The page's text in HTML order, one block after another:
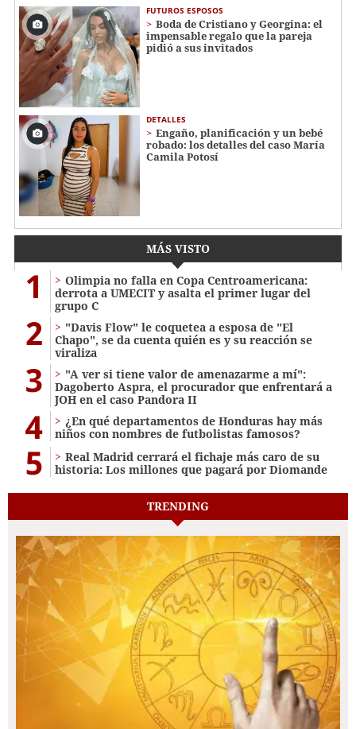
FUTUROS ESPOSOS
Boda de Cristiano y Georgina: el
impensable regalo que la pareja
pidió a sus invitados
DETALLES
Engaño, planificación y un bebé
robado: los detalles del caso María
Camila Potosí
MÁS VISTO
1
Olimpia no falla en Copa Centroamericana:
derrota a UMECIT y asalta el primer lugar del
grupo C
2
"Davis Flow" le coquetea a esposa de "El
Chapo", se da cuenta quién es y su reacción se
viraliza
3
"A ver si tiene valor de amenazarme a mí":
Dagoberto Aspra, el procurador que enfrentará a
JOH en el caso Pandora II
4
¿En qué departamentos de Honduras hay más
niños con nombres de futbolistas famosos?
5
Real Madrid cerrará el fichaje más caro de su
historia: Los millones que pagará por Diomande
TRENDING